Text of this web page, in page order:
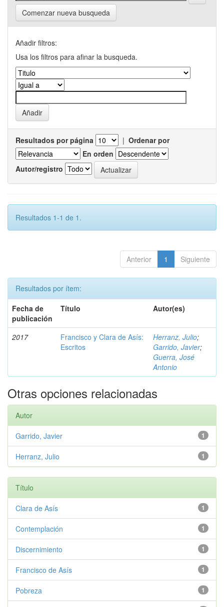
Comenzar nueva busqueda
Añadir filtros:
Usa los filtros para afinar la busqueda.
Resultados por página | Ordenar por
En orden
Autor/registro
Resultados 1-1 de 1.
Anterior 1 Siguiente
Resultados por ítem:
Fecha de
publicación
Título Autor(es)
2017
Francisco y Clara de Asís:
Escritos
Herranz, Julio;
Garrido, Javier;
Guerra, José
Antonio
Otras opciones relacionadas
Autor
1
Garrido, Javier
1
Herranz, Julio
Título
1
Clara de Asís
1
Contemplación
1
Discernimiento
1
Francisco de Asís
1
Pobreza